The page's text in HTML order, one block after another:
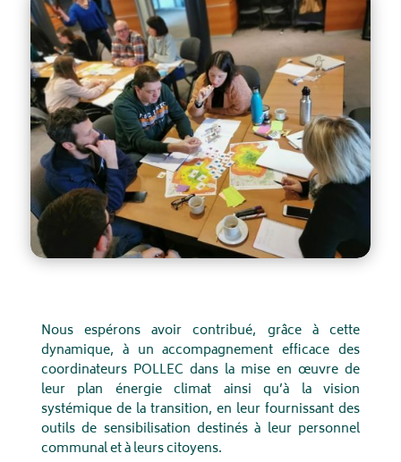
Nous espérons avoir contribué, grâce à cette
dynamique, à un accompagnement efficace des
coordinateurs POLLEC dans la mise en œuvre de
leur plan énergie climat ainsi qu’à la vision
systémique de la transition, en leur fournissant des
outils de sensibilisation destinés à leur personnel
communal et à leurs citoyens.